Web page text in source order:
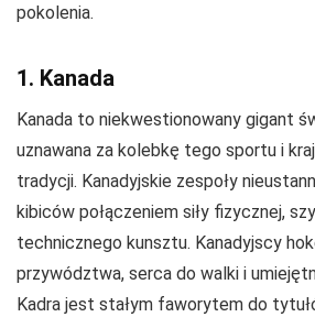
pokolenia.
1. Kanada
Kanada to niekwestionowany gigant
uznawana za kolebkę tego sportu i
tradycji. Kanadyjskie zespoły
kibiców połączeniem siły fizycznej,
technicznego kunsztu. Kanadyjscy
przywództwa, serca do walki i
Kadra jest stałym faworytem do